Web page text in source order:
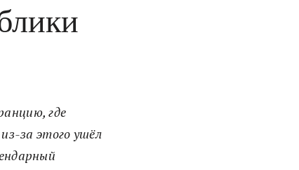
где
за этого ушёл